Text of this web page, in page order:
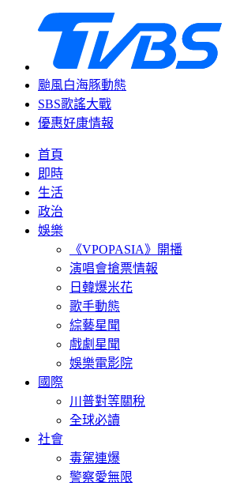
颱風白海豚動態
SBS歌謠大戰
優惠好康情報
首頁
即時
生活
政治
娛樂
《VPOPASIA》開播
演唱會搶票情報
日韓爆米花
歌手動態
綜藝星聞
戲劇星聞
娛樂電影院
國際
川普對等關稅
全球必讀
社會
毒駕連爆
警察愛無限